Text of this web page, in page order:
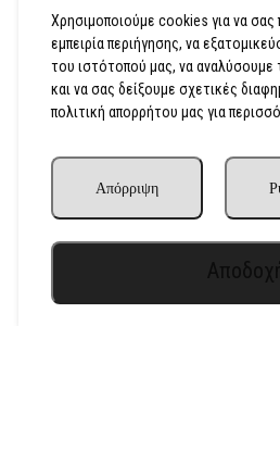
Χρησιμοποιούμε cookies για να
εμπειρία περιήγησης, να
του ιστότοπού μας, να αναλύσουμε
και να σας δείξουμε σχετικές
πολιτική απορρήτου μας για
Απόρριψη